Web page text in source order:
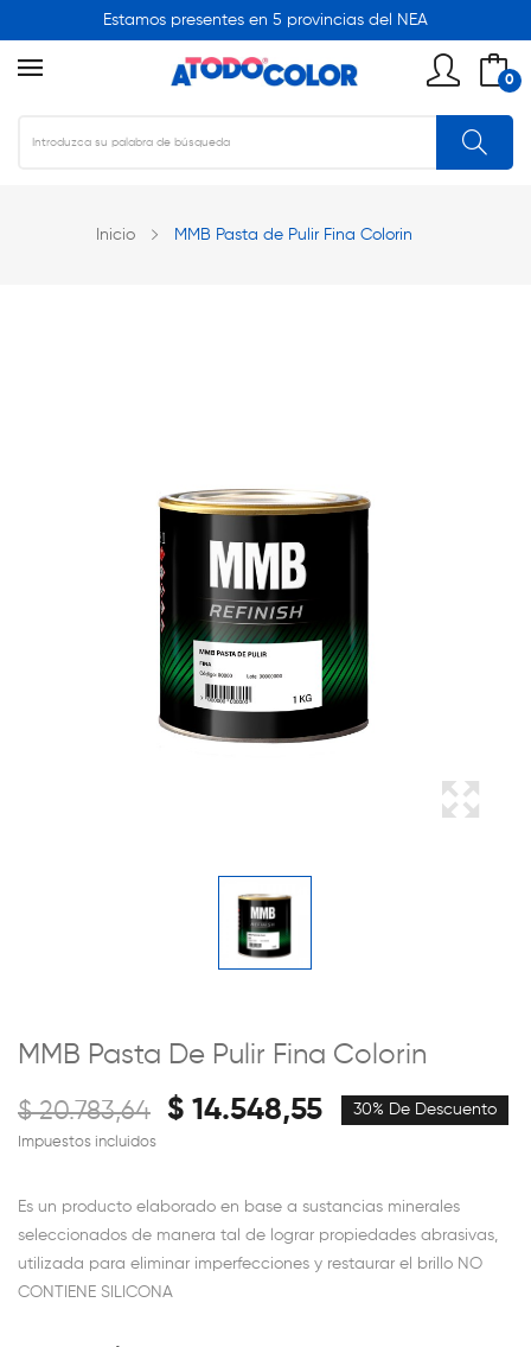
Estamos presentes en 5 provincias del NEA
0
Inicio MMB Pasta de Pulir Fina Colorin
MMB Pasta De Pulir Fina Colorin
$ 20.783,64 $ 14.548,55 30% De Descuento
Impuestos incluidos
Es un producto elaborado en base a sustancias minerales
seleccionados de manera tal de lograr propiedades abrasivas,
utilizada para eliminar imperfecciones y restaurar el brillo NO
CONTIENE SILICONA